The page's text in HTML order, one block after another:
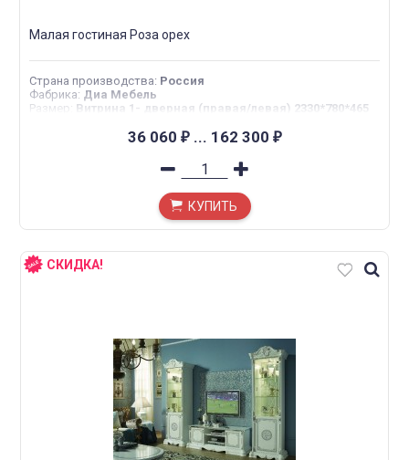
Малая гостиная Роза орех
Страна производства: Россия
Фабрика: Диа Мебель
Размер : Витрина 1- дверная (правая/левая) 2330*780*465
36 060 ₽... 162 300 ₽
КУПИТЬ
СКИДКА!